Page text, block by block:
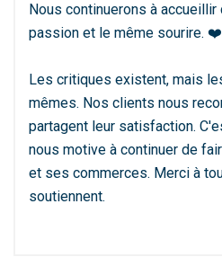
Nous continuerons à accueillir
passion et le même sourire. ❤️
Les critiques existent, mais
mêmes. Nos clients nous
partagent leur satisfaction.
nous motive à continuer de
et ses commerces. Merci à
soutiennent.